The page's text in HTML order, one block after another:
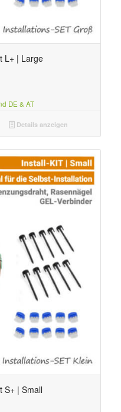
L+ | Large
DE & AT
Details anzeigen
S+ | Small